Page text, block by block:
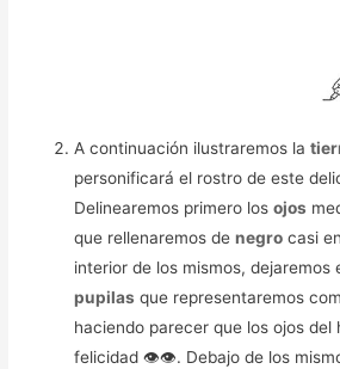
A continuación ilustraremos la
personificará el rostro de este
Delinearemos primero losojos
que rellenaremos denegro casi
interior de los mismos, dejaremos
pupilas que representaremos
haciendo parecer que los ojos del
felicidad 👁️👁️. Debajo de los